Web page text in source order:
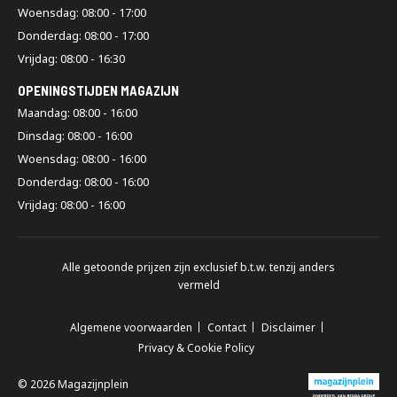
Trappen voor entresolvloeren kopen bij
Magazijnplein
is de schakel tussen beneden en boven. Bij Magazijnplein hebben
we producten op voorraad zodat deze direct leverbaar zijn. Je hebt
dus geen last van lange levertijden. Wij leveren veilige producten
die gelijk klaar zijn voor gebruik. Natuurlijk zijn onze trappen voor
entresolvloeren duurzaam en klaar voor intensief
magazijngebruik.
Voor nieuwe steektrappen en bordestrappen bekijk je direct ons
aanbod. Ben je op zoek naar meer informatie? Neem gerust contact
vandaag nog waar je aan toe bent. Onze trappen voor
entresolvloeren zorgen niet alleen voor een passende oplossing
groeien ze mee met jouw bedrijf.
Veelgestelde vragen over trappen voor
Woensdag: 08:00 - 17:00
Donderdag: 08:00 - 17:00
Vrijdag: 08:00 - 16:30
OPENINGSTIJDEN MAGAZIJN
Maandag: 08:00 - 16:00
Dinsdag: 08:00 - 16:00
Woensdag: 08:00 - 16:00
Donderdag: 08:00 - 16:00
Vrijdag: 08:00 - 16:00
Alle getoonde prijzen zijn exclusief b.t.w. tenzij anders
vermeld
Algemene voorwaarden Contact
Disclaimer
Privacy & Cookie Policy
© 2026 Magazijnplein